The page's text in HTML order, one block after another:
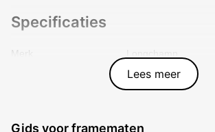
Specificaties
Merk
Longchamp
Bruin
Plastic
Lees meer
Gids voor framematen